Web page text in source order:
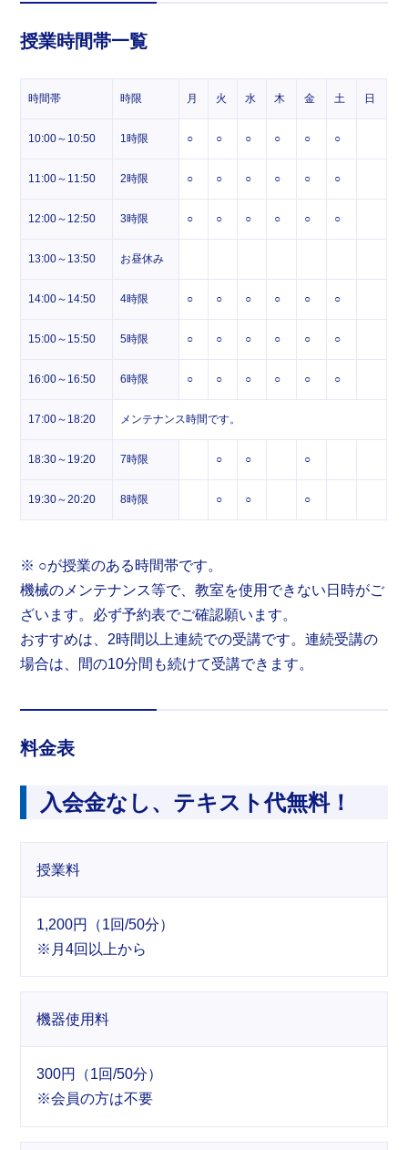
授業時間帯一覧
時間帯 時限 月 火 水 木 金 土 日
10:00～10:50 1時限 ○ ○ ○ ○ ○ ○
11:00～11:50 2時限 ○ ○ ○ ○ ○ ○
12:00～12:50 3時限 ○ ○ ○ ○ ○ ○
13:00～13:50 お昼休み
14:00～14:50 4時限 ○ ○ ○ ○ ○ ○
15:00～15:50 5時限 ○ ○ ○ ○ ○ ○
16:00～16:50 6時限 ○ ○ ○ ○ ○ ○
17:00～18:20 メンテナンス時間です。
18:30～19:20 7時限 ○ ○ ○
19:30～20:20 8時限 ○ ○ ○
※ ○が授業のある時間帯です。
機械のメンテナンス等で、教室を使用できない日時がご
ざいます。必ず予約表でご確認願います。
おすすめは、2時間以上連続での受講です。連続受講の
場合は、間の10分間も続けて受講できます。
料金表
入会金なし、テキスト代無料！
授業料
1,200円（1回/50分）
※月4回以上から
機器使用料
300円（1回/50分）
※会員の方は不要